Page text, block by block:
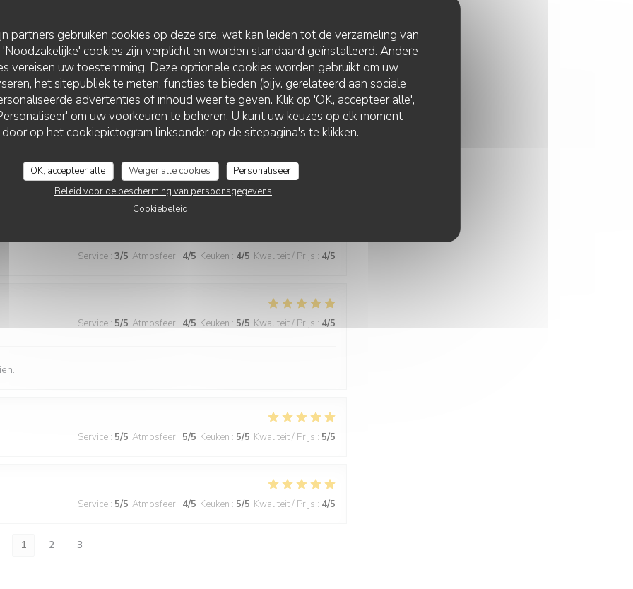
partners gebruiken cookies op deze site, wat kan leiden tot de verzameling van
cookies zijn verplicht en worden standaard geïnstalleerd. Andere
vereisen uw toestemming. Deze optionele cookies worden gebruikt om uw
het sitepubliek te meten, functies te bieden (bijv. gerelateerd aan sociale
advertenties of inhoud weer te geven. Klik op 'OK, accepteer alle',
om uw voorkeuren te beheren. U kunt uw keuzes op elk moment
op het cookiepictogram linksonder op de sitepagina's te klikken.
OK, accepteer alle Weiger alle cookies
Personaliseer
Beleid voor de bescherming van persoonsgegevens
Cookiebeleid
Service Atmosfeer : Keuken 5 /5 Kwaliteit / Prijs 5
Service /5 Keuken Kwaliteit / Prijs
Toujours du bonheur de venir chez Ammazza
Service : 3/5 Atmosfeer : 4/5 Keuken : 4/5 Kwaliteit / Prijs : 4/5
Service : 5/5 Atmosfeer : 4/5 Keuken : 5/5 Kwaliteit / Prijs : 4/5
Service : 5/5 Atmosfeer : 5/5 Keuken : 5/5 Kwaliteit / Prijs : 5/5
Service : 5/5 Atmosfeer : 4/5 Keuken : 5/5 Kwaliteit / Prijs : 4/5
1 2 3